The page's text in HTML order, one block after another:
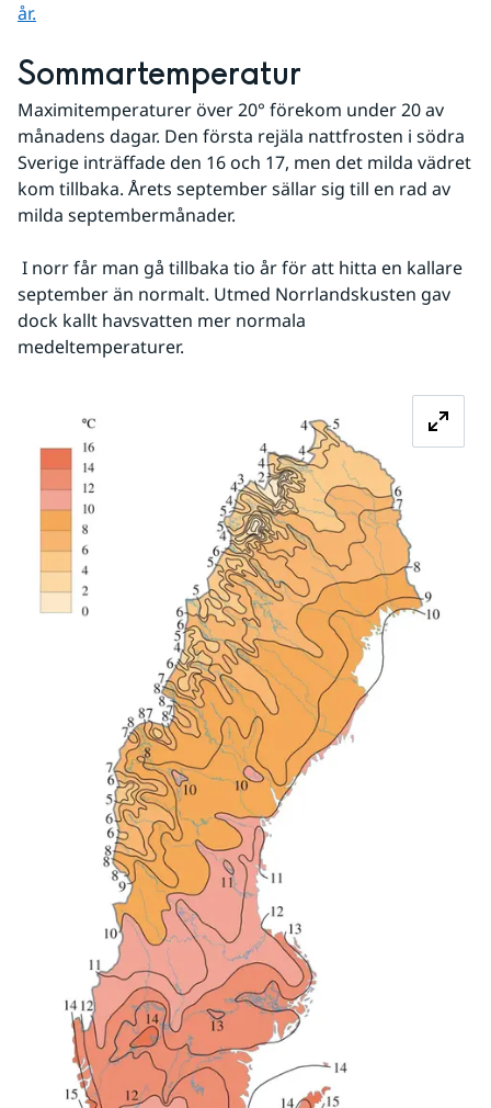
år.
Sommartemperatur
Maximitemperaturer över 20° förekom under 20 av
månadens dagar. Den första rejäla nattfrosten i södra
Sverige inträffade den 16 och 17, men det milda vädret
kom tillbaka. Årets september sällar sig till en rad av
milda septembermånader.
september än normalt. Utmed Norrlandskusten gav
dock kallt havsvatten mer normala
medeltemperaturer.